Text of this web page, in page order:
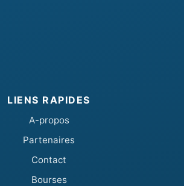
LIENS RAPIDES
A-propos
Partenaires
Contact
Bourses